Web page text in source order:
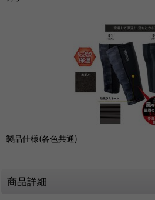
製品仕様(各色共通)
商品詳細